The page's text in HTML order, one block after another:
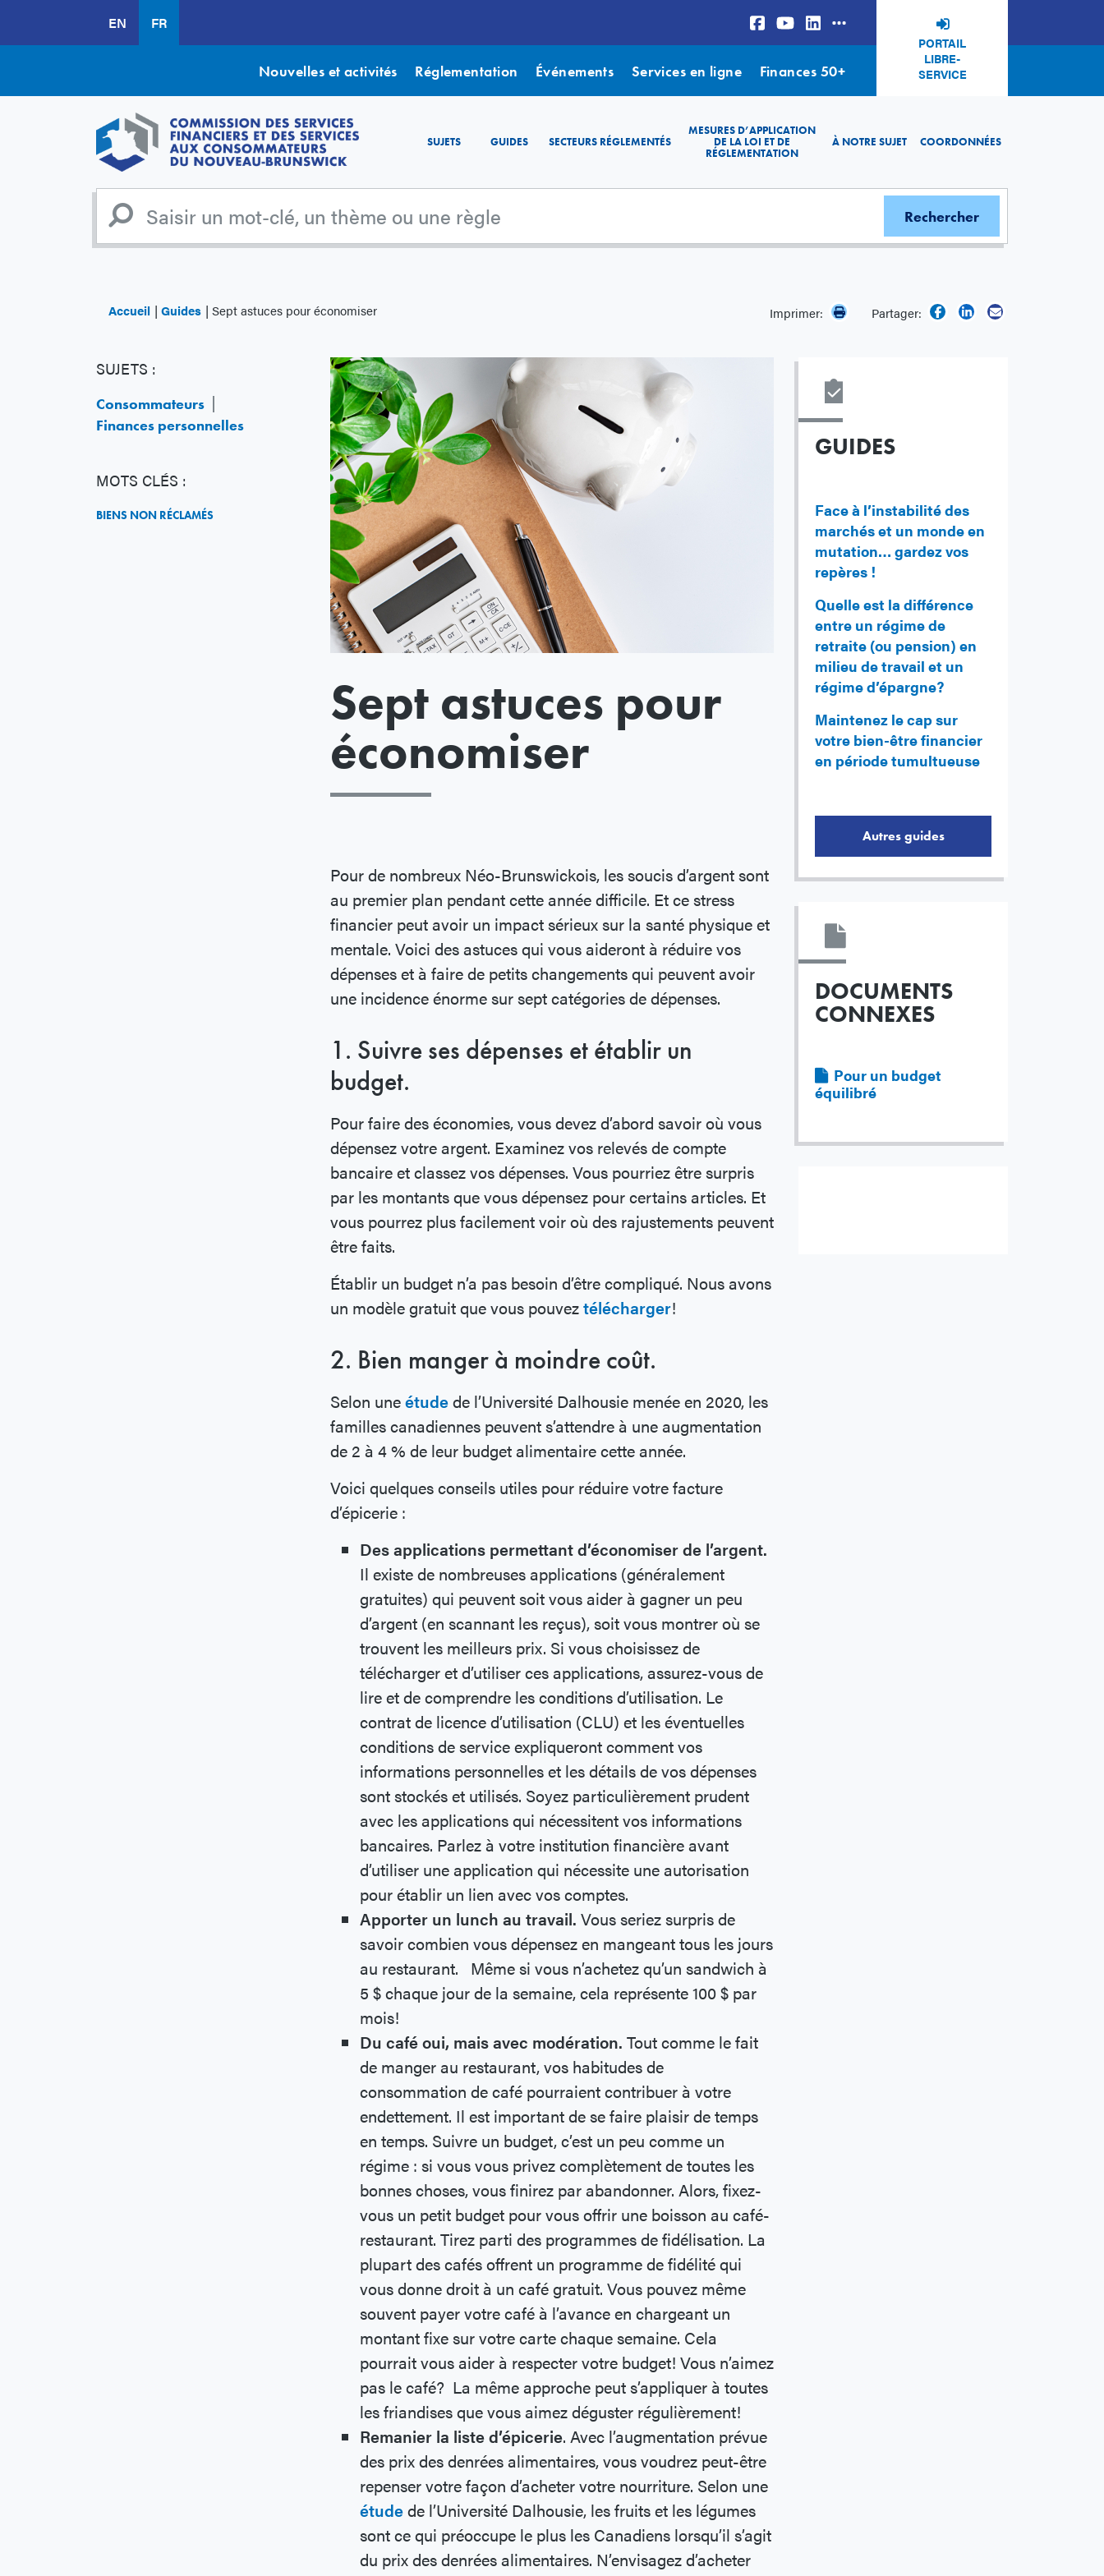
contenu
EN FR
PORTAIL
LIBRE-
SERVICE
Nouvelles et activités Réglementation Événements Services en ligne Finances 50+
SUJETS GUIDES SECTEURS RÉGLEMENTÉS
MESURES D’APPLICATION
DE LA LOI ET DE
RÉGLEMENTATION
À NOTRE SUJET COORDONNÉES
Accueil Guides Sept astuces pour économiser Imprimer: Partager:
SUJETS :
Consommateurs
Finances personnelles
MOTS CLÉS :
BIENS NON RÉCLAMÉS
Sept astuces pour
économiser
Pour de nombreux Néo-Brunswickois, les soucis d’argent sont
au premier plan pendant cette année difficile. Et ce stress
financier peut avoir un impact sérieux sur la santé physique et
mentale. Voici des astuces qui vous aideront à réduire vos
dépenses et à faire de petits changements qui peuvent avoir
une incidence énorme sur sept catégories de dépenses.
1. Suivre ses dépenses et établir un
budget.
Pour faire des économies, vous devez d’abord savoir où vous
dépensez votre argent. Examinez vos relevés de compte
bancaire et classez vos dépenses. Vous pourriez être surpris
par les montants que vous dépensez pour certains articles. Et
vous pourrez plus facilement voir où des rajustements peuvent
être faits.
Établir un budget n’a pas besoin d’être compliqué. Nous avons
un modèle gratuit que vous pouveztélécharger!
2. Bien manger à moindre coût.
Selon uneétudede l’Université Dalhousie menée en 2020, les
familles canadiennes peuvent s’attendre à une augmentation
de 2 à 4 % de leur budget alimentaire cette année.
Voici quelques conseils utiles pour réduire votre facture
d’épicerie :
Des applications permettant d’économiser de l’argent.
Il existe de nombreuses applications (généralement
gratuites) qui peuvent soit vous aider à gagner un peu
d’argent (en scannant les reçus), soit vous montrer où se
trouvent les meilleurs prix. Si vous choisissez de
télécharger et d’utiliser ces applications, assurez-vous de
lire et de comprendre les conditions d’utilisation. Le
contrat de licence d’utilisation (CLU) et les éventuelles
conditions de service expliqueront comment vos
informations personnelles et les détails de vos dépenses
sont stockés et utilisés. Soyez particulièrement prudent
avec les applications qui nécessitent vos informations
bancaires. Parlez à votre institution financière avant
d’utiliser une application qui nécessite une autorisation
pour établir un lien avec vos comptes.
Apporter un lunch au travail. Vous seriez surpris de
savoir combien vous dépensez en mangeant tous les jours
au restaurant. Même si vous n’achetez qu’un sandwich à
5 $ chaque jour de la semaine, cela représente 100 $ par
mois!
Du café oui, mais avec modération. Tout comme le fait
de manger au restaurant, vos habitudes de
consommation de café pourraient contribuer à votre
endettement. Il est important de se faire plaisir de temps
en temps. Suivre un budget, c’est un peu comme un
régime : si vous vous privez complètement de toutes les
bonnes choses, vous finirez par abandonner. Alors, fixez-
vous un petit budget pour vous offrir une boisson au café-
restaurant. Tirez parti des programmes de fidélisation. La
plupart des cafés offrent un programme de fidélité qui
vous donne droit à un café gratuit. Vous pouvez même
souvent payer votre café à l’avance en chargeant un
montant fixe sur votre carte chaque semaine. Cela
pourrait vous aider à respecter votre budget! Vous n’aimez
pas le café? La même approche peut s’appliquer à toutes
les friandises que vous aimez déguster régulièrement!
Remanier la liste d’épicerie. Avec l’augmentation prévue
des prix des denrées alimentaires, vous voudrez peut-être
repenser votre façon d’acheter votre nourriture. Selon une
étudede l’Université Dalhousie, les fruits et les légumes
sont ce qui préoccupe le plus les Canadiens lorsqu’il s’agit
du prix des denrées alimentaires. N’envisagez d’acheter
GUIDES
Face à l’instabilité des
marchés et un monde en
mutation… gardez vos
repères !
Quelle est la différence
entre un régime de
retraite (ou pension) en
milieu de travail et un
régime d’épargne?
Maintenez le cap sur
votre bien-être financier
en période tumultueuse
Autres guides
DOCUMENTS
CONNEXES
Fichier
Pour un budget
équilibré